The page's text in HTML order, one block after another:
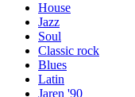
House
Jazz
Soul
Classic rock
Blues
Latin
Jaren '90